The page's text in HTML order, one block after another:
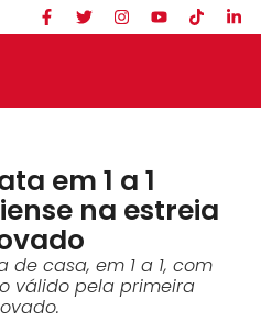
em 1 a 1
na estreia
casa, em 1 a 1, com
válido pela primeira